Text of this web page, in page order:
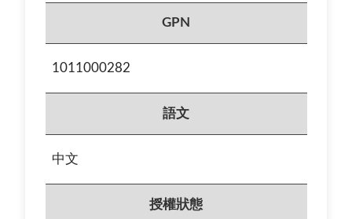
GPN
1011000282
語文
中文
授權狀態